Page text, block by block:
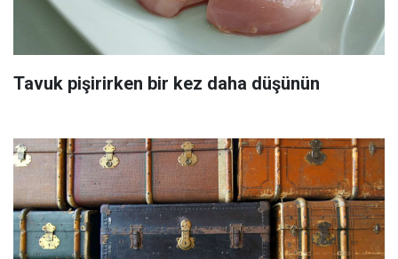
Tavuk pişirirken bir kez daha düşünün